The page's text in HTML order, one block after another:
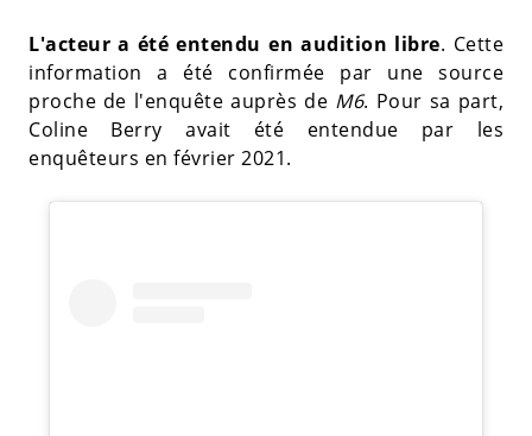
L'acteur a été entendu en audition libre. Cette
information a été confirmée par une source
proche de l'enquête auprès de M6. Pour sa part,
Coline Berry avait été entendue par les
enquêteurs en février 2021.